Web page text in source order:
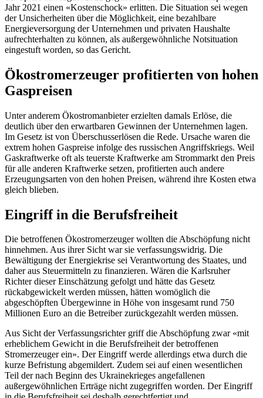
Jahr 2021 einen «Kostenschock» erlitten. Die Situation sei wegen
der Unsicherheiten über die Möglichkeit, eine bezahlbare
Energieversorgung der Unternehmen und privaten Haushalte
aufrechterhalten zu können, als außergewöhnliche Notsituation
eingestuft worden, so das Gericht.
Ökostromerzeuger profitierten von hohen
Gaspreisen
Unter anderem Ökostromanbieter erzielten damals Erlöse, die
deutlich über den erwartbaren Gewinnen der Unternehmen lagen.
Im Gesetz ist von Überschusserlösen die Rede. Ursache waren die
extrem hohen Gaspreise infolge des russischen Angriffskriegs. Weil
Gaskraftwerke oft als teuerste Kraftwerke am Strommarkt den Preis
für alle anderen Kraftwerke setzen, profitierten auch andere
Erzeugungsarten von den hohen Preisen, während ihre Kosten etwa
gleich blieben.
Eingriff in die Berufsfreiheit
Die betroffenen Ökostromerzeuger wollten die Abschöpfung nicht
hinnehmen. Aus ihrer Sicht war sie verfassungswidrig. Die
Bewältigung der Energiekrise sei Verantwortung des Staates, und
daher aus Steuermitteln zu finanzieren. Wären die Karlsruher
Richter dieser Einschätzung gefolgt und hätte das Gesetz
rückabgewickelt werden müssen, hätten womöglich die
abgeschöpften Übergewinne in Höhe von insgesamt rund 750
Millionen Euro an die Betreiber zurückgezahlt werden müssen.
Aus Sicht der Verfassungsrichter griff die Abschöpfung zwar «mit
erheblichem Gewicht in die Berufsfreiheit der betroffenen
Stromerzeuger ein». Der Eingriff werde allerdings etwa durch die
kurze Befristung abgemildert. Zudem sei auf einen wesentlichen
Teil der nach Beginn des Ukrainekrieges angefallenen
außergewöhnlichen Erträge nicht zugegriffen worden. Der Eingriff